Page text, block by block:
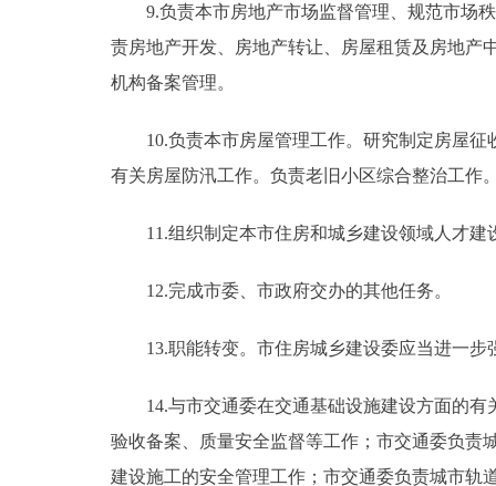
9.负责本市房地产市场监督管理、规范市场秩
责房地产开发、房地产转让、房屋租赁及房地产
机构备案管理。
10.负责本市房屋管理工作。研究制定房屋征
有关房屋防汛工作。负责老旧小区综合整治工作
11.组织制定本市住房和城乡建设领域人才建
12.完成市委、市政府交办的其他任务。
13.职能转变。市住房城乡建设委应当进一步
14.与市交通委在交通基础设施建设方面的有
验收备案、质量安全监督等工作；市交通委负责
建设施工的安全管理工作；市交通委负责城市轨